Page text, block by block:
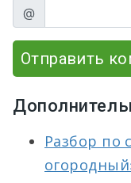
@
Отправить
Разбор по